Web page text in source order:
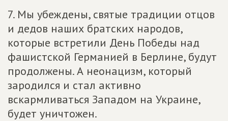
7. Мы убеждены, святые традиции отцов
и дедов наших братских народов,
которые встретили День Победы над
фашистской Германией в Берлине, будут
продолжены. А неонацизм, который
зародился и стал активно
вскармливаться Западом на Украине,
будет уничтожен.